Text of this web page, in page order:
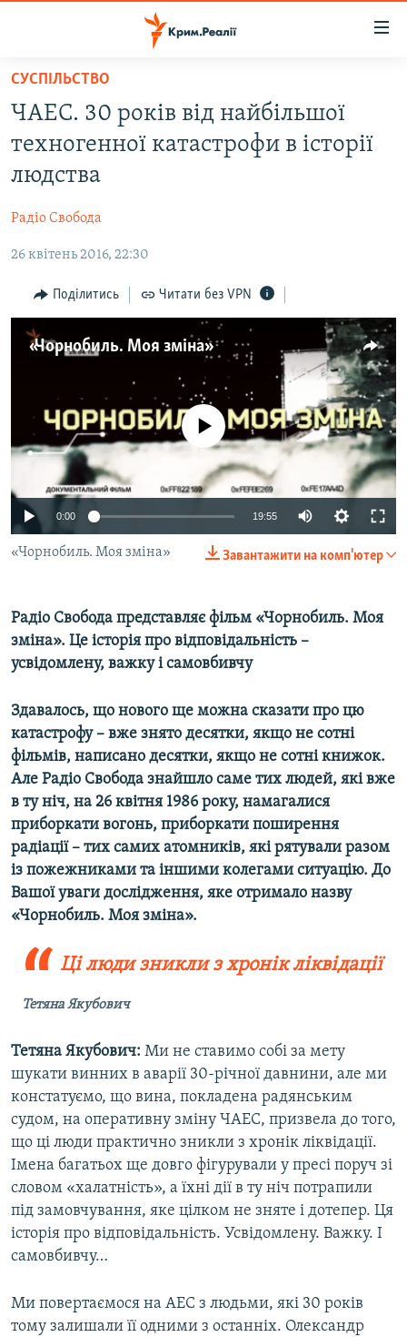
Перейти
основного
матеріалу
до
основної
Перейти
пошуку
БЛОГИ
ПОГЛЯД
ІНТЕРВ'Ю
ВСЕ ЗА ДЕНЬ
СПЕЦПРОЕКТИ
ВІДЕОУРОКИ «ELIFBE»
СВІДЧЕННЯ ОКУПАЦІЇ
УКРАЇНСЬКА ПРОБЛЕМА КРИМУ
ІНФОГРАФІКА
ЯК ОБІЙТИ БЛОКУВАННЯ
Русский
Qırımtatar
ДОЛУЧАЙСЯ!
Усі сайти RFE/RL
СУСПІЛЬСТВО
ЧАЕС. 30 років від найбільшої
техногенної катастрофи в історії
людства
Радіо Свобода
26 квітень 2016, 22:30
Поділитись Читати без VPN
«Чорнобиль. Моя зміна»
No media source currently available
0:00 19:55
Завантажити на комп'ютер
«Чорнобиль. Моя зміна»
Радіо Свобода представляє фільм «Чорнобиль. Моя
зміна». Це історія про відповідальність –
усвідомлену, важку і самовбивчу
Здавалось, що нового ще можна сказати про цю
катастрофу – вже знято десятки, якщо не сотні
фільмів, написано десятки, якщо не сотні книжок.
Але Радіо Свобода знайшло саме тих людей, які вже
в ту ніч, на 26 квітня 1986 року, намагалися
приборкати вогонь, приборкати поширення
радіації – тих самих атомників, які рятували разом
із пожежниками та іншими колегами ситуацію. До
Вашої уваги дослідження, яке отримало назву
«Чорнобиль. Моя зміна».
Ці люди зникли з хронік ліквідації
Тетяна Якубович
Тетяна Якубович: Ми не ставимо собі за мету
шукати винних в аварії 30-річної давнини, але ми
констатуємо, що вина, покладена радянським
судом, на оперативну зміну ЧАЕС, призвела до того,
що ці люди практично зникли з хронік ліквідації.
Імена багатьох ще довго фігурували у пресі поруч зі
словом «халатність», а їхні дії в ту ніч потрапили
під замовчування, яке цілком не зняте і дотепер. Ця
історія про відповідальність. Усвідомлену. Важку. І
самовбивчу…
Ми повертаємося на АЕС з людьми, які 30 років
тому залишали її одними з останніх. Олександр